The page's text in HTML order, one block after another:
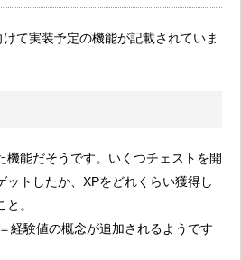
て実装予定の機能が記載されていま
機能だそうです。いくつチェストを開
ットしたか、XPをどれくらい獲得し
。
経験値の概念が追加されるようです